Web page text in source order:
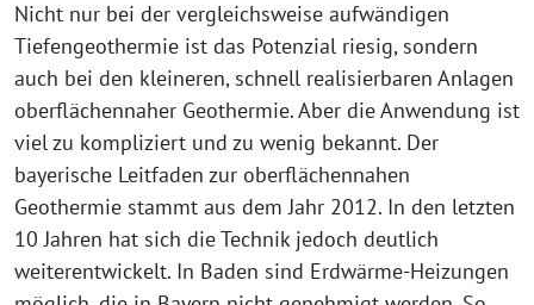
Nicht nur bei der vergleichsweise aufwändigen
Tiefengeothermie ist das Potenzial riesig, sondern
auch bei den kleineren, schnell realisierbaren Anlagen
oberflächennaher Geothermie. Aber die Anwendung ist
viel zu kompliziert und zu wenig bekannt. Der
bayerische Leitfaden zur oberflächennahen
Geothermie stammt aus dem Jahr 2012. In den letzten
10 Jahren hat sich die Technik jedoch deutlich
weiterentwickelt. In Baden sind Erdwärme-Heizungen